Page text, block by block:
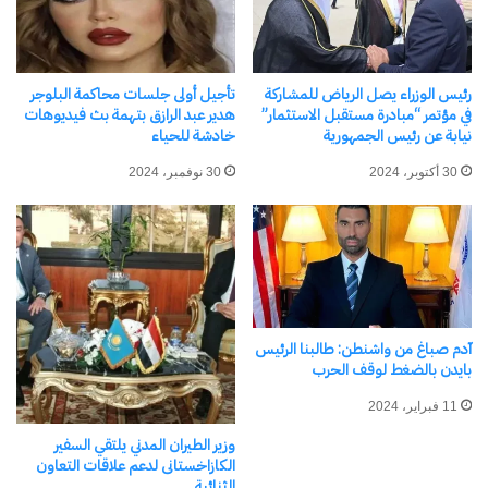
رئيس الوزراء يصل الرياض للمشاركة
في مؤتمر “مبادرة مستقبل الاستثمار”
نيابة عن رئيس الجمهورية
30 أكتوبر، 2024
تأجيل أولى جلسات محاكمة البلوجر
هدير عبد الرازق بتهمة بث فيديوهات
خادشة للحياء
30 نوفمبر، 2024
آدم صباغ من واشنطن: طالبنا الرئيس
بايدن بالضغط لوقف الحرب
11 فبراير، 2024
وزير الطيران المدني يلتقي السفير
الكازاخستانى لدعم علاقات التعاون